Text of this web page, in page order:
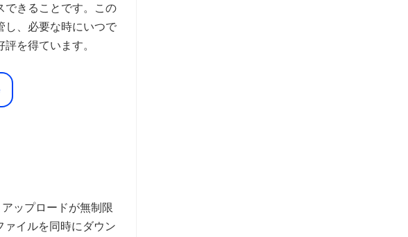
できることです。この
し、必要な時にいつで
を得ています。
ップロードが無制限
ァイルを同時にダウン